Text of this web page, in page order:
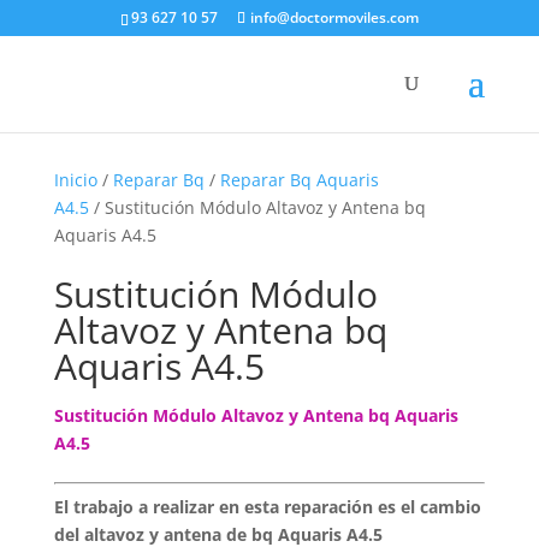
93 627 10 57 info@doctormoviles.com
Inicio/ Reparar Bq / Reparar Bq Aquaris
A4.5/ Sustitución Módulo Altavoz y Antena bq
Aquaris A4.5
Sustitución Módulo
Altavoz y Antena bq
Aquaris A4.5
Sustitución Módulo Altavoz y Antena bq Aquaris
A4.5
El trabajo a realizar en esta reparación es el cambio
del altavoz y antena de bq Aquaris A4.5